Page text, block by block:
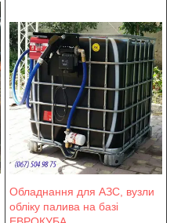
Обладнання для АЗС, вузли
обліку палива на базі